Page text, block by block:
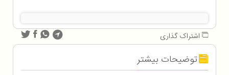
اشتراک گذاری
توضیحات بیشتر